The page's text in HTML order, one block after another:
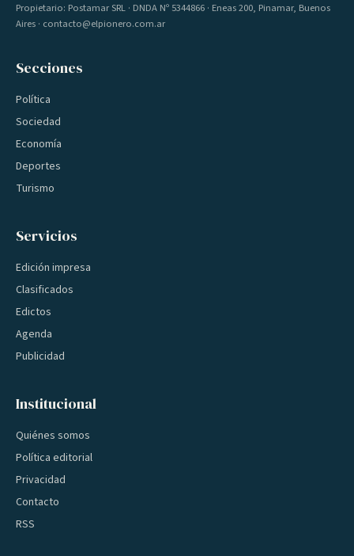
Propietario: Postamar SRL · DNDA Nº 5344866 · Eneas 200, Pinamar, Buenos
Aires · contacto@elpionero.com.ar
Secciones
Política
Sociedad
Economía
Deportes
Turismo
Servicios
Edición impresa
Clasificados
Edictos
Agenda
Publicidad
Institucional
Quiénes somos
Política editorial
Privacidad
Contacto
RSS